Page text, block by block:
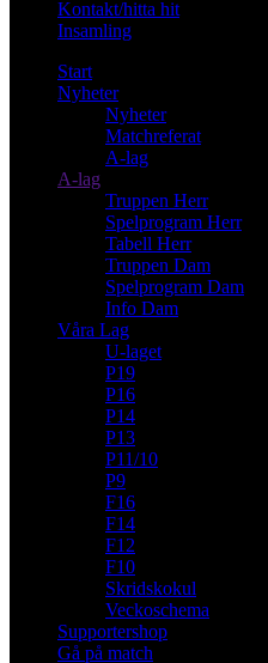
Kontakt/hitta hit
Insamling
Start
Nyheter
Nyheter
Matchreferat
A-lag
A-lag
Truppen Herr
Spelprogram Herr
Tabell Herr
Truppen Dam
Spelprogram Dam
Info Dam
Våra Lag
U-laget
P19
P16
P14
P13
P11/10
P9
F16
F14
F12
F10
Skridskokul
Veckoschema
Supportershop
Gå på match